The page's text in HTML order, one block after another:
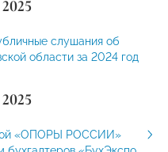
слушания об
области за 2024 год
«ОПОРЫ РОССИИ»